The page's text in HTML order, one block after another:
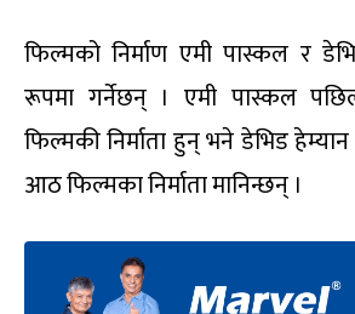
फिल्मको निर्माण एमी पास्कल र
रूपमा गर्नेछन् । एमी पास्कल
फिल्मकी निर्माता हुन् भने डेभिड हेम्यान
आठ फिल्मका निर्माता मानिन्छन् ।